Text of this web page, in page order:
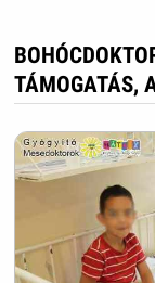
TÁMOGATÁS,